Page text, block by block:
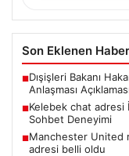
Son Eklenen
■Dışişleri Bakanı
Anlaşması
■Kelebek chat adresi
Sohbet Deneyimi
■Manchester United
adresi belli oldu